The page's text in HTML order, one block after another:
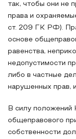
так, чтобы они не
права и
ст. 209 ГК РФ).
основе
равенства,
недопустимости
либо в частные
нарушенных прав,
В силу положений
общеправового
собственности